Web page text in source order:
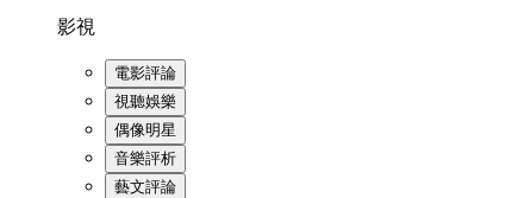
影視
電影評論
視聽娛樂
偶像明星
音樂評析
藝文評論